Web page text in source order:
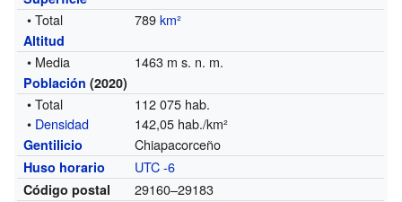
• Total 789km²
Altitud
• Media 1463 m s. n. m.
Población (2020)
• Total
112 075 hab.
• Densidad 142,05 hab./km²
Gentilicio Chiapacorceño
Huso horario UTC -6
Código postal 29160–29183